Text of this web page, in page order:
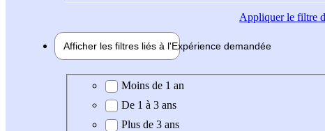
Appliquerle filtre
Afficher les filtres liés à l'Expérience demandée
Expérience demandée
Moins de 1 an
De 1 à 3 ans
Plus de 3 ans